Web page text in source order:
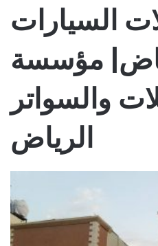
السيارات
مؤسسة
والسواتر
الرياض